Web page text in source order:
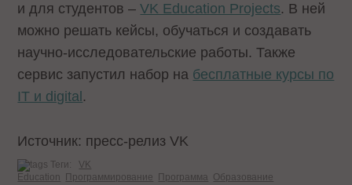
и для студентов –VK Education Projects. В ней
можно решать кейсы, обучаться и создавать
научно-исследовательские работы. Также
сервис запустил набор на бесплатные курсы по
IT и digital .
Источник: пресс-релиз VK
Теги:
VK
Education
Программирование Программа Образование